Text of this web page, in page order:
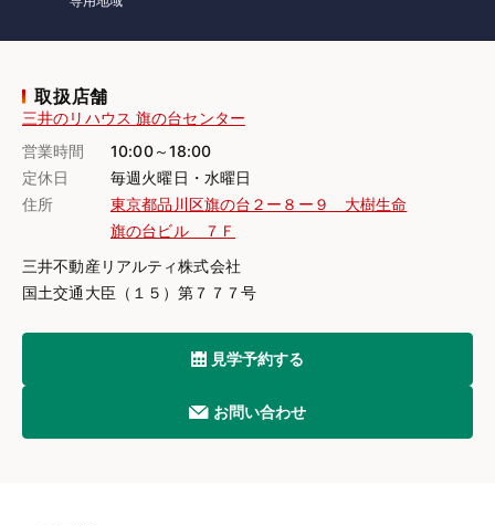
取扱店舗
三井のリハウス 旗の台センター
営業時間
10:00～18:00
定休日
毎週火曜日・水曜日
住所
東京都品川区旗の台２ー８ー９ 大樹生命
旗の台ビル ７Ｆ
三井不動産リアルティ株式会社
国土交通大臣（１５）第７７７号
見学予約する
お問い合わせ